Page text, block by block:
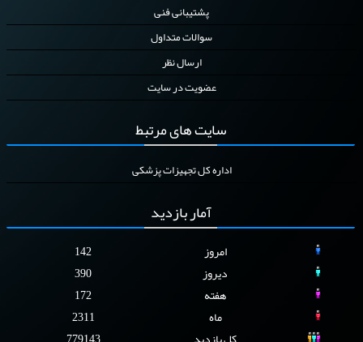
پشتیبانی فنی
سوالات متداول
ارسال نظر
عضویت در سایت
سایتهای مرتبط
اداره کل تجهیزات پزشکی
آماربازدید
امروز
142
دیروز
390
هفته
172
ماه
2311